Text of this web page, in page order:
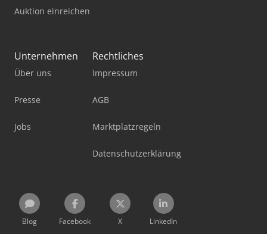
Auktion einreichen
Unternehmen
Über uns
Presse
Jobs
Rechtliches
Impressum
AGB
Marktplatzregeln
Datenschutzerklärung
Blog Facebook X LinkedIn